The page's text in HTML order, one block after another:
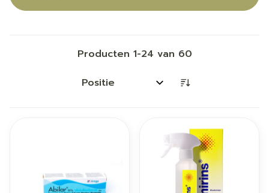
Producten 1-24 van 60
Sorteer op: